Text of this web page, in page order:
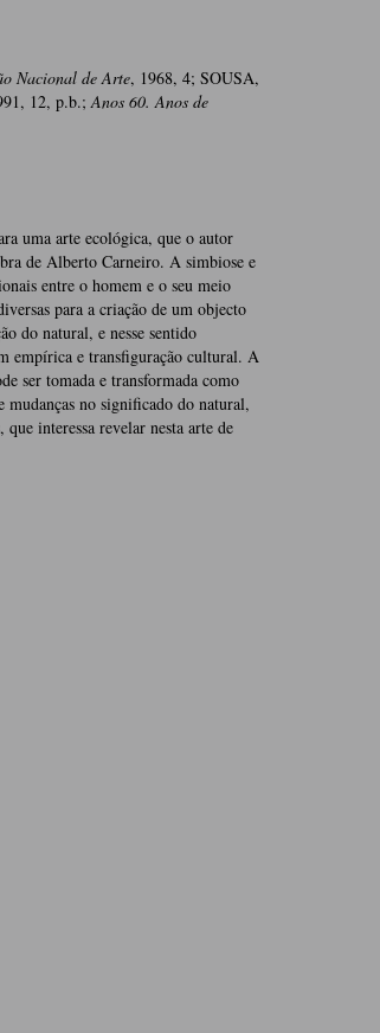
Nacional de Arte, 1968, 4; SOUSA,
12, p.b.;Anos 60. Anos de
uma arte ecológica, que o autor
de Alberto Carneiro. A simbiose e
entre o homem e o seu meio
para a criação de um objecto
do natural, e nesse sentido
empírica e transfiguração cultural. A
ser tomada e transformada como
mudanças no significado do natural,
interessa revelar nesta arte de